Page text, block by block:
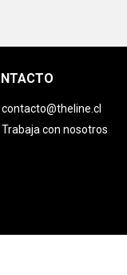
contacto@theline.cl
Trabaja con nosotros